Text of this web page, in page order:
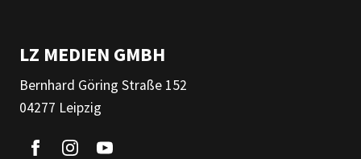
LZ MEDIEN GMBH
Bernhard Göring Straße 152
04277 Leipzig